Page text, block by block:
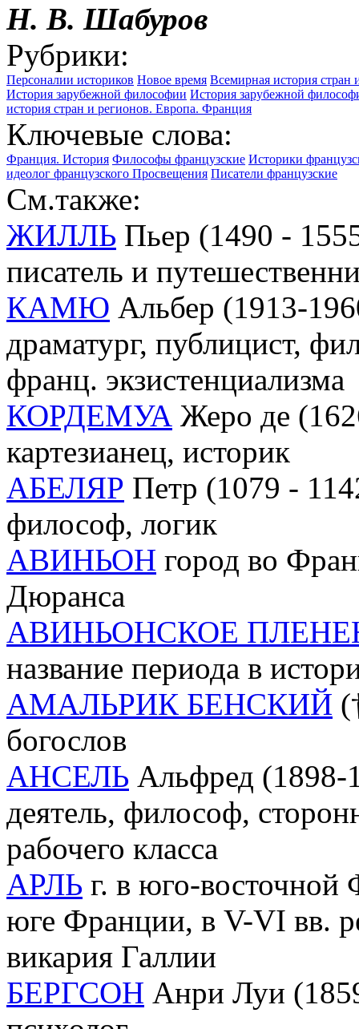
Н. В. Шабуров
Рубрики:
Персоналии историков Новое время Всемирная история стран
История зарубежной философии История зарубежной
история стран и регионов. Европа. Франция
Ключевые слова:
Франция. История Философы французские Историки
идеолог французского Просвещения Писатели французские
См.также:
ЖИЛЛЬ Пьер (1490 -
писатель и
КАМЮ Альбер (1913-
драматург, публицист,
франц. экзистенциализма
КОРДЕМУА Жеро де
картезианец, историк
АБЕЛЯР Петр (1079 -
философ, логик
АВИНЬОН город во
Дюранса
АВИНЬОНСКОЕ
название периода в
АМАЛЬРИК БЕНСКИЙ
богослов
АНСЕЛЬ Альфред (1898-
деятель, философ,
рабочего класса
АРЛЬ г. в юго-восточной
юге Франции, в V-VI вв.
викария Галлии
БЕРГСОН Анри Луи